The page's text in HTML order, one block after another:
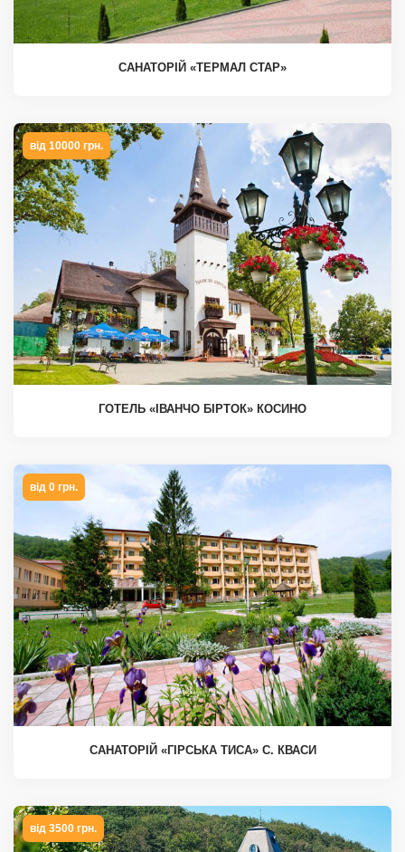
САНАТОРІЙ «ТЕРМАЛ СТАР»
ГОТЕЛЬ «ІВАНЧО БІРТОК» КОСИНО
від 10000 грн.
САНАТОРІЙ «ГІРСЬКА ТИСА» С. КВАСИ
від 0 грн.
від 3500 грн.